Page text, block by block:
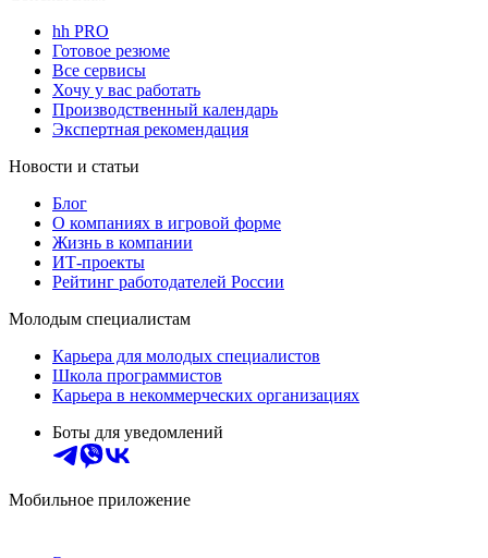
hh PRO
Готовое резюме
Все сервисы
Хочу у вас работать
Производственный календарь
Экспертная рекомендация
Новости и статьи
Блог
О компаниях в игровой форме
Жизнь в компании
ИТ-проекты
Рейтинг работодателей России
Молодым специалистам
Карьера для молодых специалистов
Школа программистов
Карьера в некоммерческих организациях
Боты для уведомлений
Мобильное приложение